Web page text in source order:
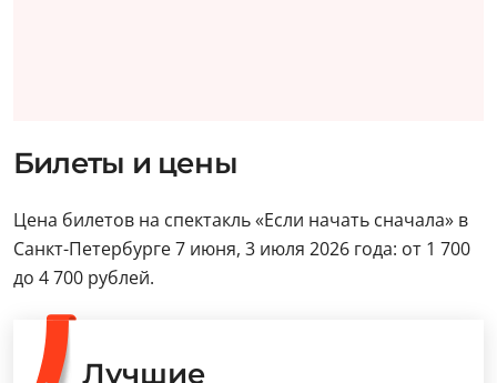
Билеты и цены
Цена билетов на спектакль «Если начать сначала» в
Санкт-Петербурге 7 июня, 3 июля 2026 года: от 1 700
до 4 700 рублей.
Лучшие